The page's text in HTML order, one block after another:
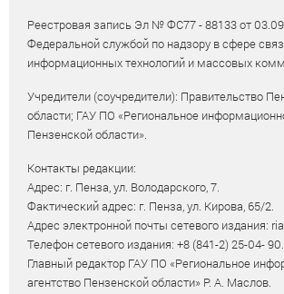
Реестровая запись Эл № ФС77 - 88133 от
Федеральной службой по надзору в сфере
информационных технологий и массовых
Учредители (соучредители): Правительство
области; ГАУ ПО «Региональное
Пензенской области».
Контакты редакции:
Адрес: г. Пенза, ул. Володарского, 7.
Фактический адрес: г. Пенза, ул. Кирова, 65/2.
Адрес электронной почты сетевого издания:
Телефон сетевого издания: +8 (841-2) 25-04- 90.
Главный редактор ГАУ ПО «Региональное
агентство Пензенской области» Р. А. Маслов.